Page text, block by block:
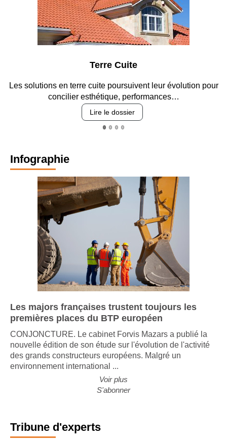
Terre Cuite
Les solutions en terre cuite poursuivent leur évolution pour
concilier esthétique, performances…
Lire le dossier
Infographie
Les majors françaises trustent toujours les
premières places du BTP européen
CONJONCTURE. Le cabinet Forvis Mazars a publié la
nouvelle édition de son étude sur l'évolution de l'activité
des grands constructeurs européens. Malgré un
environnement international ...
Voir plus
S'abonner
Tribune d'experts